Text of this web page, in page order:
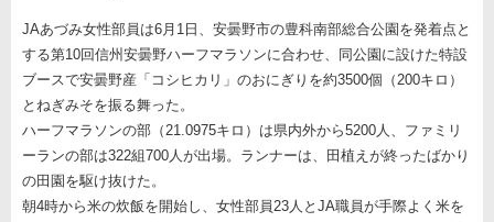
JAあづみ女性部員は6月1日、安曇野市の豊科南部総合公園を発着点と
する第10回信州安曇野ハーフマラソンに合わせ、同公園に設けた特設
ブースで安曇野産「コシヒカリ」のおにぎりを約3500個（200キロ）
とねぎみそを振る舞った。
ハーフマラソンの部（21.0975キロ）は県内外から5200人、ファミリ
ーランの部は322組700人が出場。ランナーは、田植えが終ったばかり
の田園を駆け抜けた。
朝4時から米の炊飯を開始し、女性部員23人とJA職員が手際よく米を